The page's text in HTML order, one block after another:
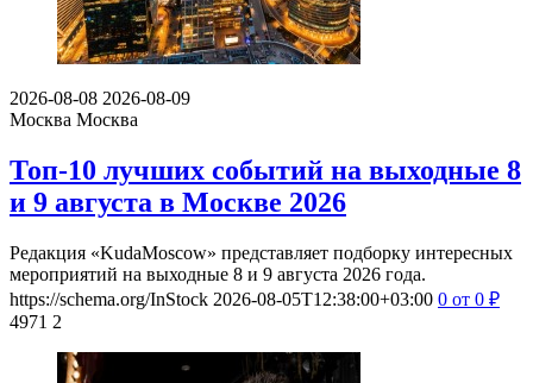
2026-08-08 2026-08-09
Москва Москва
Топ-10 лучших событий на выходные 8
и 9 августа в Москве 2026
Редакция «KudaMoscow» представляет подборку интересных
мероприятий на выходные 8 и 9 августа 2026 года.
https://schema.org/InStock 2026-08-05T12:38:00+03:00 0 от 0 ₽
4971 2